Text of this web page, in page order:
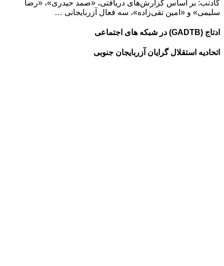
گادتب: بر اساس گزارش‌های دریافتی، «صمد حیدری»، «رضا
سلیمی» و «امین تقی‌زاده»، سه فعال آزربایجانی …
ادتاج (GADTB) در شبکه های اجتماعی
اتحادیه استقلال گرایان آزربایجان جنوبی